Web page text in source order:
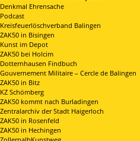
Denkmal Ehrensache
Podcast
Kreisfeuerlöschverband Balingen
ZAK50 in Bisingen
Kunst im Depot
ZAK50 bei Holcim
Dotternhausen Findbuch
Gouvernement Militaire – Cercle de Balingen
ZAK50 in Bitz
KZ Schömberg
ZAK50 kommt nach Burladingen
Zentralarchiv der Stadt Haigerloch
ZAK50 in Rosenfeld
ZAK50 in Hechingen